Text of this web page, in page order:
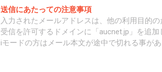
送信にあたっての注意事項
入力されたメールアドレスは、他の利用目的
受信を許可するドメインに「aucnet.jp」を追加
iモードの方はメール本文が途中で切れる事が